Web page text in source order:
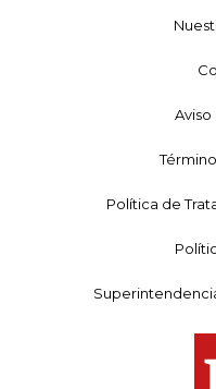
Política de